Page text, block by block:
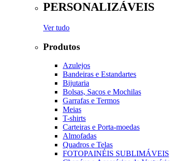
PERSONALIZÁVEIS
Ver tudo
Produtos
Azulejos
Bandeiras e Estandartes
Bijutaria
Bolsas, Sacos e Mochilas
Garrafas e Termos
Meias
T-shirts
Carteiras e Porta-moedas
Almofadas
Quadros e Telas
FOTOPAINÉIS SUBLIMÁVEIS